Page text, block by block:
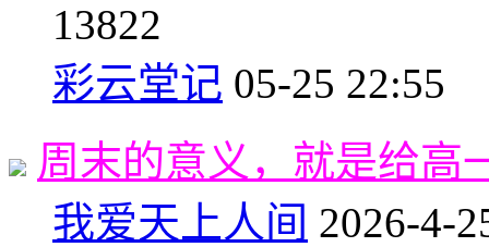
13822
彩云堂记 05-25 22:55
周末的意义，就是给高
我爱天上人间 2026-4-